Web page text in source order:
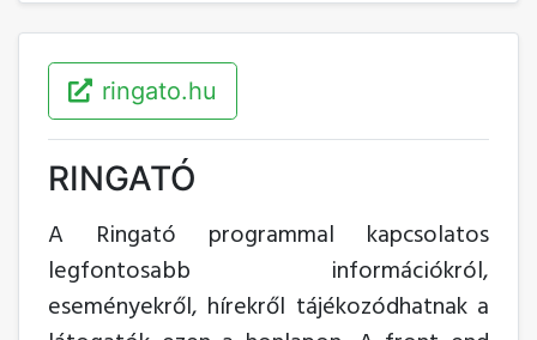
ringato.hu
RINGATÓ
A Ringató programmal kapcsolatos
legfontosabb információkról,
eseményekről, hírekről tájékozódhatnak a